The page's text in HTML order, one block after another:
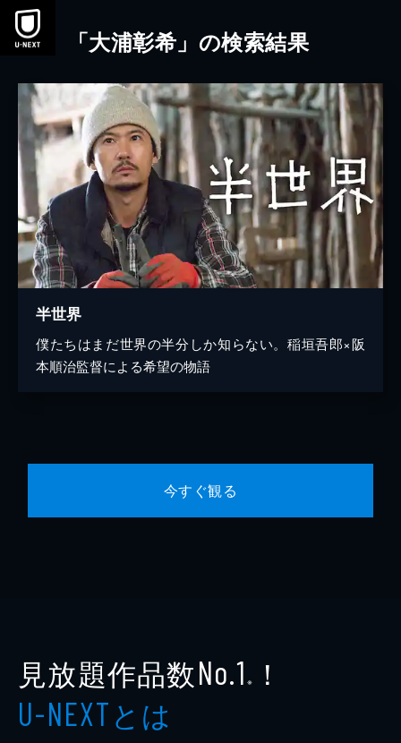
本文へスキップ
「大浦彰希」の検索結果
半世界
僕たちはまだ世界の半分しか知らない。稲垣吾郎×阪
本順治監督による希望の物語
今すぐ観る
見放題作品数No.1 ※ ！
U-NEXTとは